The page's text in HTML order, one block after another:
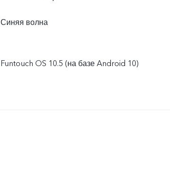
Синяя волна
Funtouch OS 10.5 (на базе Android 10)